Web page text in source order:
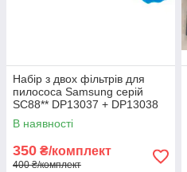
Набір з двох фільтрів для
пилососа Samsung серій
SC88** DP13037 + DP13038
В наявності
350 ₴/комплект
400 ₴/комплект